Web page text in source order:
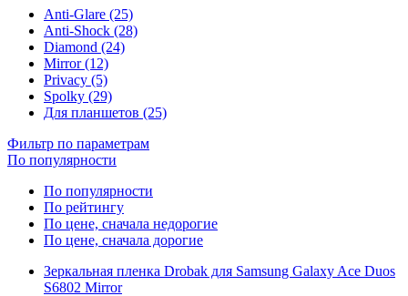
Anti-Glare (25)
Anti-Shock (28)
Diamond (24)
Mirror (12)
Privacy (5)
Spolky (29)
Для планшетов (25)
Фильтр по параметрам
По популярности
По популярности
По рейтингу
По цене, сначала недорогие
По цене, сначала дорогие
Зеркальная пленка Drobak для Samsung Galaxy Ace Duos
S6802 Mirror